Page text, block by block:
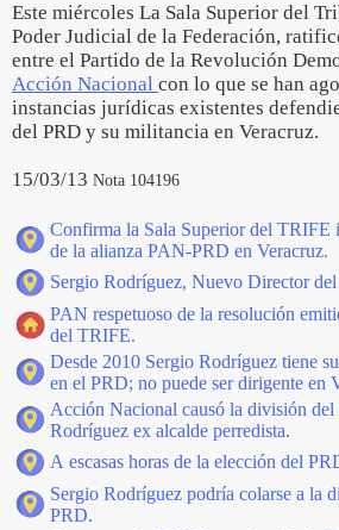
Este miércoles La Sala Superior del
Poder Judicial de la Federación,
entre el Partido de la Revolución
Acción Nacional con lo que se han
instancias jurídicas existentes
del PRD y su militancia en Veracruz.
15/03/13 Nota 104196
Confirma la Sala Superior del TRIFE
de la alianza PAN-PRD en Veracruz.
Sergio Rodríguez, Nuevo Director
PAN respetuoso de la resolución
del TRIFE.
Desde 2010 Sergio Rodríguez tiene
en el PRD; no puede ser dirigente en
Acción Nacional causó la división
Rodríguez ex alcalde perredista.
A escasas horas de la elección del
Sergio Rodríguez podría colarse a la
PRD.